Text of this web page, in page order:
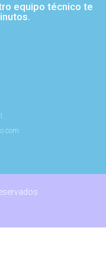
equipo técnico te